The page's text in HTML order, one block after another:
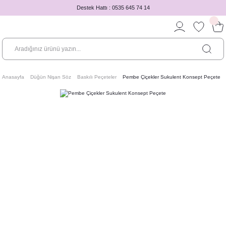
Destek Hattı : 0535 645 74 14
Anasayfa Düğün Nişan Söz Baskılı Peçeteler Pembe Çiçekler Sukulent Konsept Peçete